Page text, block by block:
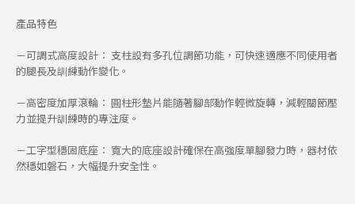
產品特色
－可調式高度設計： 支柱設有多孔位調節功能，可快速適應不同使用者
的腿長及訓練動作變化。
－高密度加厚滾輪： 圓柱形墊片能隨著腳部動作輕微旋轉，減輕關節壓
力並提升訓練時的專注度。
－工字型穩固底座： 寬大的底座設計確保在高強度單腳發力時，器材依
然穩如磐石，大幅提升安全性。